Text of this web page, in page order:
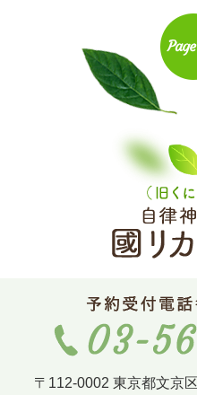
〒112-0002 東京都文京